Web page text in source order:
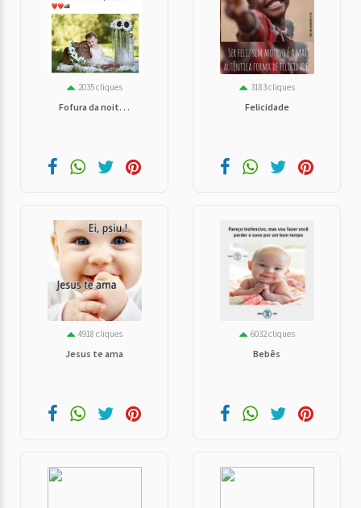
2035 cliques
Fofura da noit. . .
3183 cliques
Felicidade
4918 cliques
Jesus te ama
6032 cliques
Bebês